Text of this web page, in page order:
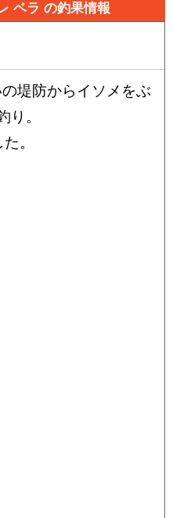
ベラ の釣果情報
堤防からイソメをぶ
り。
。